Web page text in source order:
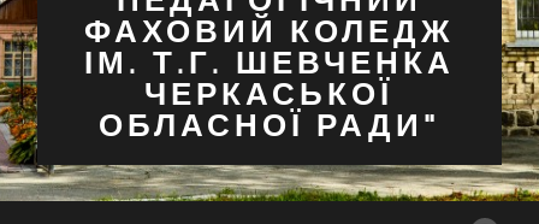
ФАХОВИЙ КОЛЕДЖ
ІМ. Т.Г. ШЕВЧЕНКА
ЧЕРКАСЬКОЇ
ОБЛАСНОЇ РАДИ"